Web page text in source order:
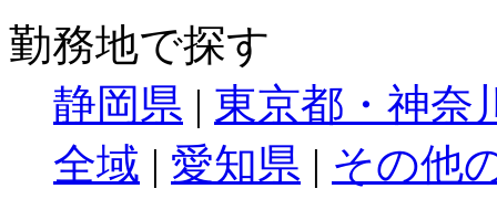
勤務地で探す
静岡県 | 東京都・神奈
全域 | 愛知県 | その他